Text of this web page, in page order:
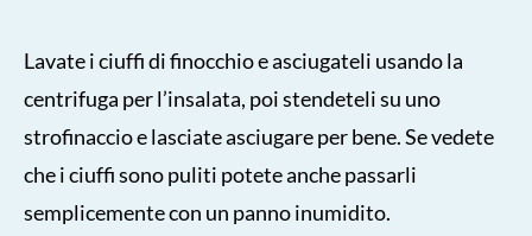
Lavate i ciuffi di finocchio e asciugateli usando la
centrifuga per l’insalata, poi stendeteli su uno
strofinaccio e lasciate asciugare per bene. Se vedete
che i ciuffi sono puliti potete anche passarli
semplicemente con un panno inumidito.